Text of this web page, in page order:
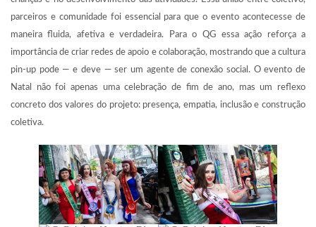
parceiros e comunidade foi essencial para que o evento acontecesse de
maneira fluida, afetiva e verdadeira. Para o QG essa ação reforça a
importância de criar redes de apoio e colaboração, mostrando que a cultura
pin-up pode — e deve — ser um agente de conexão social. O evento de
Natal não foi apenas uma celebração de fim de ano, mas um reflexo
concreto dos valores do projeto: presença, empatia, inclusão e construção
coletiva.